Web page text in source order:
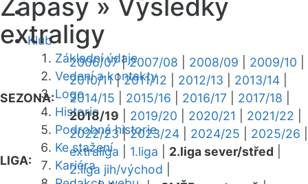
Klub
Základní údaje
Vedení a kontakty
Logo
Historie
Podrobná historie
Ke stažení
Kariéra
Zápasy » Výsledky
extraligy
SEZONA:
2006/07|2007/08 2008/09 2009/10
2010/11|2011/12 2012/13 2013/14
2014/15
2015/16 2016/17 2017/18
2018/19
2019/20 2020/21 2021/22
2022/23|2023/24 2024/25 2025/26
LIGA:
extraliga 1.liga 2.liga sever/střed
2.liga jih/východ